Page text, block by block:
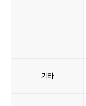
기타